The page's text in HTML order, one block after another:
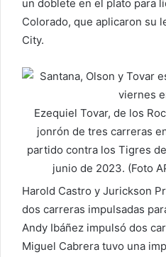
un doblete en el plato para
Colorado, que aplicaron su
City.
Ezequiel Tovar, de los
jonrón de tres carreras
partido contra los Tigres
junio de 2023. (Foto
Harold Castro y Jurickson
dos carreras impulsadas
Andy Ibáñez impulsó dos
Miguel Cabrera tuvo una